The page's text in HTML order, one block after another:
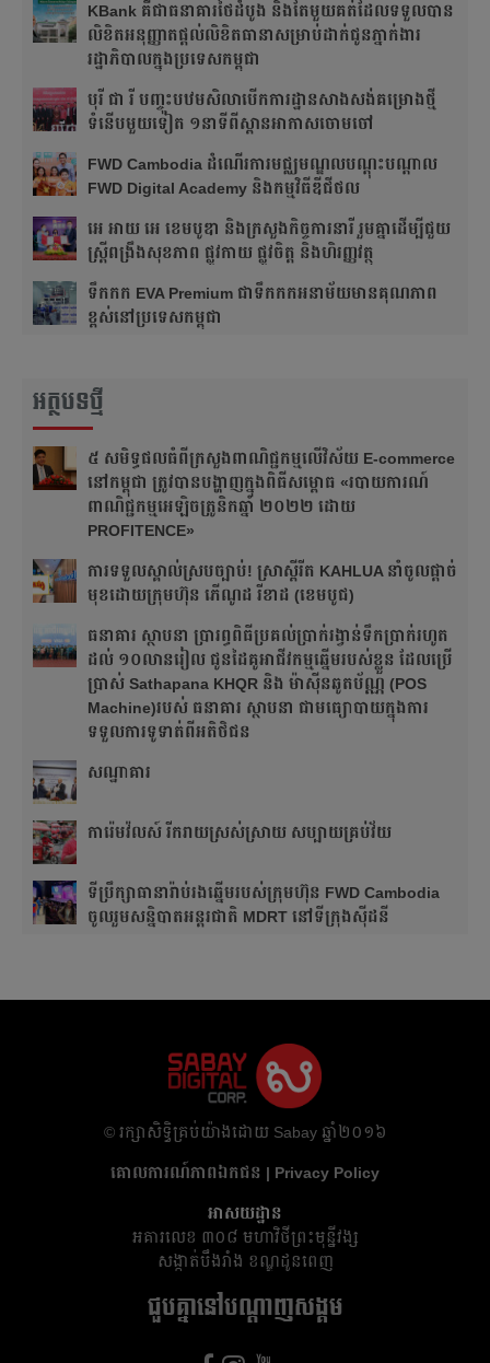
KBank គឺជាធនាគារថៃដំបូង និងតែមួយគត់ដែលទទួលបាន
លិខិតអនុញ្ញាតផ្តល់លិខិតធានាសម្រាប់ដាក់ជូនភ្នាក់ងារ
រដ្ឋាភិបាលក្នុងប្រទេសកម្ពុជា
បុរី ជា រី បញ្ចុះបឋមសិលាបើកការដ្ឋានសាងសង់គម្រោងថ្មី
ទំនើបមួយទៀត ១នាទីពីស្ពានអាកាសចោមចៅ
FWD Cambodia ដំណើរការមជ្ឈមណ្ឌលបណ្ដុះបណ្ដាល
FWD Digital Academy និងកម្មវិធីឌីជីថល
អេ អាយ អេ ខេមបូឌា និងក្រសួងកិច្ចការនារី រួមគ្នាដើម្បីជួយ
ស្ត្រីពង្រឹងសុខភាព ផ្លូវកាយ ផ្លូវចិត្ត និងហិរញ្ញវត្ថុ
ទឹកកក EVA Premium ជាទឹកកកអនាម័យមានគុណភាព
ខ្ពស់នៅប្រទេសកម្ពុជា
អត្ថបទថ្មី
៥ សមិទ្ធផលធំ​ពីក្រសួងពាណិជ្ជកម្មលើវិស័យ E-commerce
នៅកម្ពុជា ត្រូវបានបង្ហាញក្នុងពិធីសម្ពោធ «របាយការណ៍
ពាណិជ្ជកម្មអេឡិចត្រូនិកឆ្នាំ ២០២២ ដោយ
PROFITENCE»
ការទទួលស្គាល់ស្របច្បាប់! ស្រាស្ពីរីត KAHLUA នាំចូលផ្ដាច់
មុខដោយក្រុមហ៊ុន ភើណូដ រីខាដ (ខេមបូជ)
ធនាគារ ស្ថាបនា ប្រារព្ធពិធីប្រគល់ប្រាក់រង្វាន់ទឹកប្រាក់រហូត
ដល់ ១០លានរៀល ជូនដៃគូអាជីវកម្មឆ្នើមរបស់ខ្លួន ដែលប្រើ
ប្រាស់ Sathapana KHQR និង ម៉ាស៊ីនឆូតប័ណ្ណ (POS
Machine)របស់ ធនាគារ ស្ថាបនា ជាមធ្យោបាយក្នុងការ
ទទួលការទូទាត់ពីអតិថិជន
សណ្ឋាគារ
ការ៉េមវ៉លស៍ រីករាយស្រស់ស្រាយ សប្បាយគ្រប់វ័យ
ទីប្រឹក្សាធានារ៉ាប់រងឆ្នើមរបស់ក្រុមហ៊ុន FWD Cambodia
ចូលរួមសន្និបាតអន្តរជាតិ MDRT នៅទីក្រុងស៊ីដនី
​© រក្សា​សិទ្ធិ​គ្រប់​យ៉ាង​ដោយ​ Sabay ឆ្នាំ​២០១៦
គោលការណ៍​ភាព​ឯកជន | Privacy Policy
អាសយដ្ឋាន
អគារ​លេខ ៣០៨ មហាវិថីព្រះមុន្នីវង្ស
សង្កាត់បឹងរាំង ខណ្ឌដូនពេញ
ជួបគ្នានៅបណ្តាញសង្គម